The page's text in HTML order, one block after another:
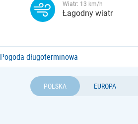
Wiatr: 13 km/h
Łagodny wiatr
Pogoda długoterminowa
POLSKA EUROPA